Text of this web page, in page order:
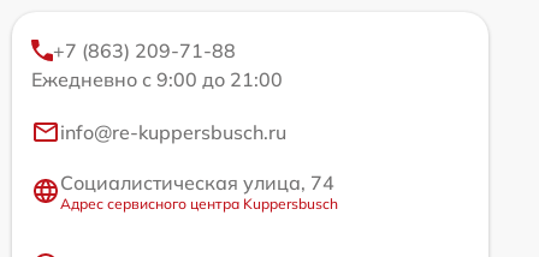
+7 (863) 209-71-88
Ежедневно с 9:00 до 21:00
info@re-kuppersbusch.ru
Социалистическая улица, 74
Адрес сервисного центра Kuppersbusch